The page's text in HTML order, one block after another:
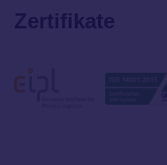
Zertifikate